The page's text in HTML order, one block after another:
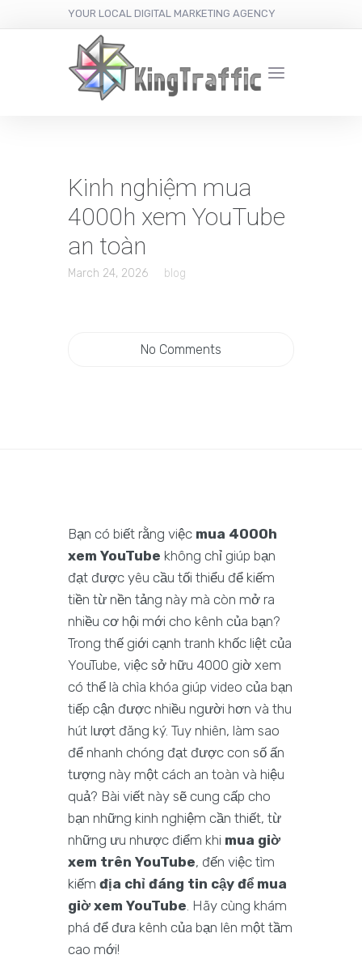
YOUR LOCAL DIGITAL MARKETING AGENCY
Kinh nghiệm mua
4000h xem YouTube
an toàn
March 24, 2026 blog
No Comments
Bạn có biết rằng việc mua 4000h
xem YouTube không chỉ giúp bạn
đạt được yêu cầu tối thiểu để kiếm
tiền từ nền tảng này mà còn mở ra
nhiều cơ hội mới cho kênh của bạn?
Trong thế giới cạnh tranh khốc liệt của
YouTube, việc sở hữu 4000 giờ xem
có thể là chìa khóa giúp video của bạn
tiếp cận được nhiều người hơn và thu
hút lượt đăng ký. Tuy nhiên, làm sao
để nhanh chóng đạt được con số ấn
tượng này một cách an toàn và hiệu
quả? Bài viết này sẽ cung cấp cho
bạn những kinh nghiệm cần thiết, từ
những ưu nhược điểm khi mua giờ
xem trên YouTube, đến việc tìm
kiếm địa chỉ đáng tin cậy để mua
giờ xem YouTube. Hãy cùng khám
phá để đưa kênh của bạn lên một tầm
cao mới!